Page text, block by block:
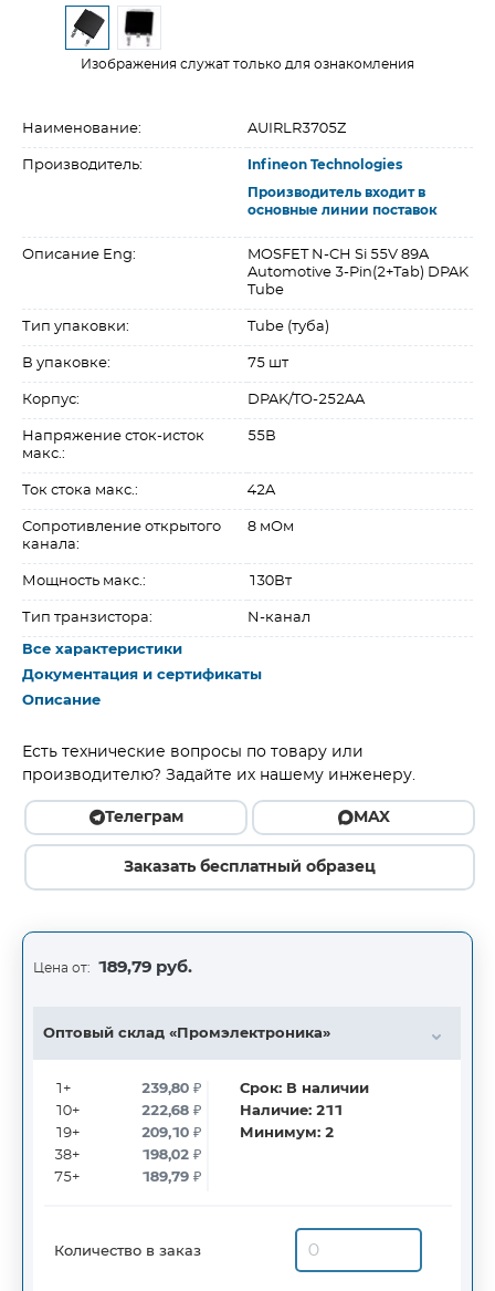
Изображения служат только для ознакомления
Наименование: AUIRLR3705Z
Производитель: Infineon Technologies
Производитель входит в
основные линии поставок
Описание Eng:
MOSFET N-CH Si 55V 89A
Automotive 3-Pin(2+Tab) DPAK
Tube
Тип упаковки: Tube (туба)
В упаковке: 75 шт
Корпус: DPAK/TO-252AA
Напряжение сток-исток
макс.:
55В
Ток стока макс.: 42A
Сопротивление открытого
канала:
8 мОм
Мощность макс.: 130Вт
Тип транзистора: N-канал
Все характеристики
Документация и сертификаты
Описание
Есть технические вопросы по товару или
производителю? Задайте их нашему инженеру.
Телеграм MAX
Заказать бесплатный образец
Цена от: 189,79 руб.
Оптовый склад «Промэлектроника»
1+
10+
19+
38+
75+
239,80₽
222,68₽
209,10₽
198,02₽
189,79₽
Срок: В наличии
Наличие:211
Минимум:2
Количество в заказ